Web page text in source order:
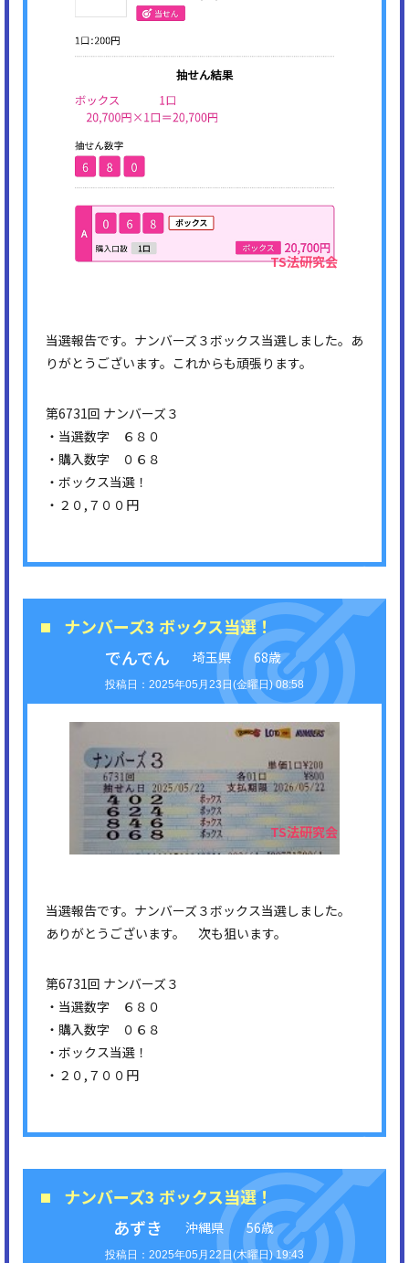
当選報告です。ナンバーズ３ボックス当選しました。あ
りがとうございます。これからも頑張ります。
第6731回 ナンバーズ３
・当選数字 ６８０
・購入数字 ０６８
・ボックス当選！
・２０,７００円
ナンバーズ3 ボックス当選！
でんでん
埼玉県 68歳
2025年05月23日(金曜日) 08:58
当選報告です。ナンバーズ３ボックス当選しました。
ありがとうございます。 次も狙います。
第6731回 ナンバーズ３
・当選数字 ６８０
・購入数字 ０６８
・ボックス当選！
・２０,７００円
ナンバーズ3 ボックス当選！
あずき
沖縄県 56歳
2025年05月22日(木曜日) 19:43